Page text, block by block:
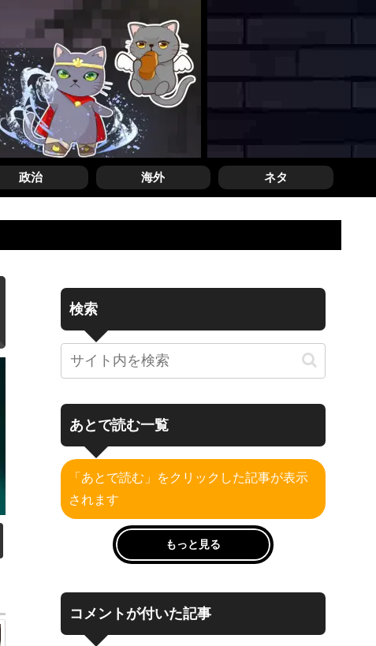
政治 海外 ネタ
検索
あとで読む一覧
「あとで読む」をクリックした記事が表示
されます
もっと見る
コメントが付いた記事